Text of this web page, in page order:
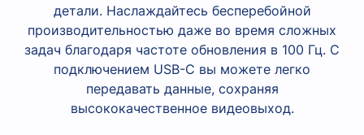
детали. Наслаждайтесь бесперебойной
производительностью даже во время сложных
задач благодаря частоте обновления в 100 Гц. С
подключением USB-C вы можете легко
передавать данные, сохраняя
высококачественное видеовыход.